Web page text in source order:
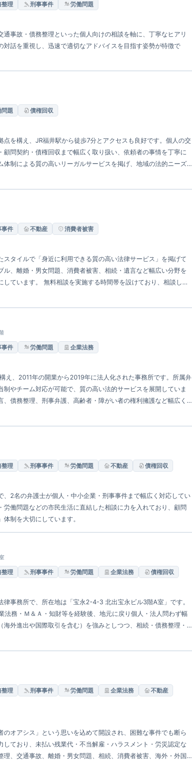
整理 刑事事件 労働問題
事故・債務整理といった個人向けの相談を軸に、丁寧なヒアリ
話を重視し、迅速で適切なアドバイスを目指す姿勢が特徴で
題 債権回収
を構え、JR福井駅から徒歩7分とアクセスも良好です。個人の交
問契約・債権回収まで幅広く取り扱い、依頼者の事情を丁寧に
制による質の高いリーガルサービスを掲げ、地域の法的ニーズ
事件 不動産 消費者被害
タイルで「身近に利用できる質の高い法律サービス」を掲げて
、離婚・男女問題、消費者被害、相続・遺言など幅広い分野を
ています。 無料相談を実施する時間帯を設けており、相談しや
事件 労働問題 企業法務
え、2011年の開業から2019年に法人化された事務所です。所属弁
やチーム対応が可能で、質の高い法的サービスを展開していま
債務整理、刑事弁護、高齢者・障がい者の権利擁護など幅広く
整理 刑事事件 労働問題 不動産 債権回収
2名の弁護士が個人・中小企業・刑事事件まで幅広く対応してい
働問題などの市民生活に直結した相談に力を入れており、顧問
制を大切にしています。
整理 刑事事件 労働問題 企業法務 債権回収
事務所で、所在地は「宝永2-4-3 北出宝永ビル3階A室」です。
務・Ｍ＆Ａ・知財等を経験後、地元に戻り個人・法人問わず幅
外進出や国際取引を含む）を強みとしつつ、相続・債務整理・
連携してワンストップ支援体制が整っています。
整理 刑事事件 労働問題 企業法務
不動産
オアシス」という思いを込めて開設され、困難な事件でも断ら
ており、未払い残業代・不当解雇・ハラスメント・労災認定な
、交通事故、離婚・男女問題、相続、消費者被害、海外・外国